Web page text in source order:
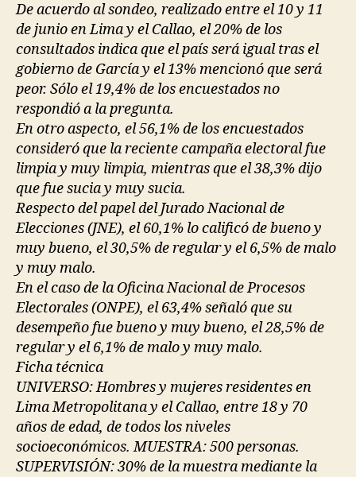
De acuerdo al sondeo, realizado entre el 10 y 11
de junio en Lima y el Callao, el 20% de los
consultados indica que el país será igual tras el
gobierno de García y el 13% mencionó que será
peor. Sólo el 19,4% de los encuestados no
respondió a la pregunta.
En otro aspecto, el 56,1% de los encuestados
consideró que la reciente campaña electoral fue
limpia y muy limpia, mientras que el 38,3% dijo
que fue sucia y muy sucia.
Respecto del papel del Jurado Nacional de
Elecciones (JNE), el 60,1% lo calificó de bueno y
muy bueno, el 30,5% de regular y el 6,5% de malo
y muy malo.
En el caso de la Oficina Nacional de Procesos
Electorales (ONPE), el 63,4% señaló que su
desempeño fue bueno y muy bueno, el 28,5% de
regular y el 6,1% de malo y muy malo.
Ficha técnica
UNIVERSO: Hombres y mujeres residentes en
Lima Metropolitana y el Callao, entre 18 y 70
años de edad, de todos los niveles
socioeconómicos. MUESTRA: 500 personas.
SUPERVISIÓN: 30% de la muestra mediante la